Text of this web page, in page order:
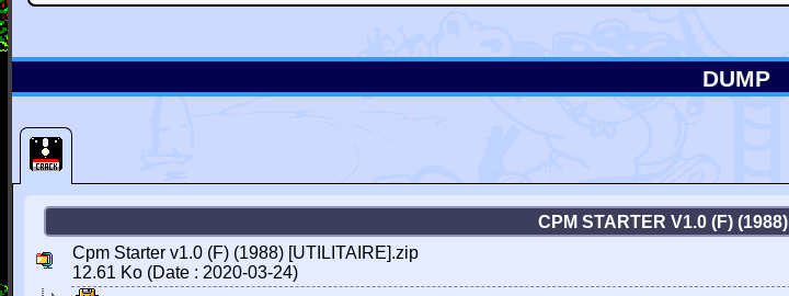
DUMP
CPM STARTER V1.0 (F)
Cpm Starter v1.0 (F) (1988) [UTILITAIRE].zip
12.61 Ko (Date : 2020-03-24)